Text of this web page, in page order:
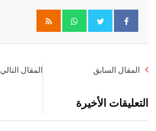
Whatsapp
المقال السابق المقال التالي
التعليقات الأخيرة